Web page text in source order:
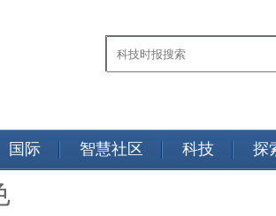
国际 智慧社区 科技 探